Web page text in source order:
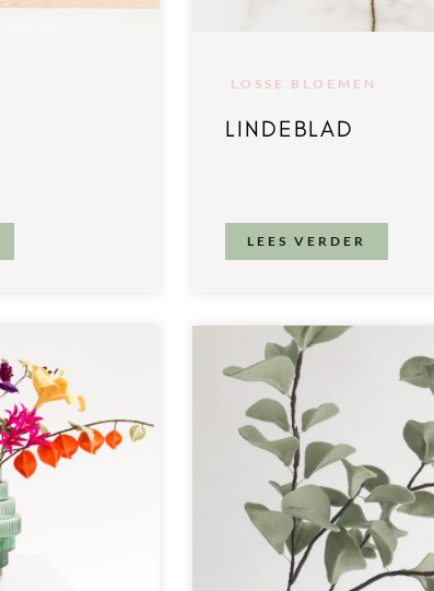
LOSSE BLOEMEN
LINDEBLAD
LEES VERDER